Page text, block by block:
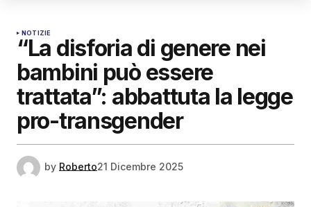
NOTIZIE
“La disforia di genere nei
bambini può essere
trattata”: abbattuta la legge
pro-transgender
by Roberto21 Dicembre 2025